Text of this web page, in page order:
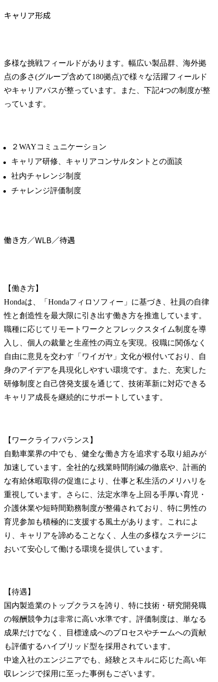
キャリア形成
多様な挑戦フィールドがあります。幅広い製品群、海外拠
点の多さ(グループ含めて180拠点)で様々な活躍フィールド
やキャリアパスが整っています。また、下記4つの制度が整
っています。
２WAYコミュニケーション
キャリア研修、キャリアコンサルタントとの面談
社内チャレンジ制度
チャレンジ評価制度
働き方／WLB／待遇
【働き方】
Hondaは、「Hondaフィロソフィー」に基づき、社員の自律
性と創造性を最大限に引き出す働き方を推進しています。
職種に応じてリモートワークとフレックスタイム制度を導
入し、個人の裁量と生産性の両立を実現。役職に関係なく
自由に意見を交わす「ワイガヤ」文化が根付いており、自
身のアイデアを具現化しやすい環境です。また、充実した
研修制度と自己啓発支援を通じて、技術革新に対応できる
キャリア成長を継続的にサポートしています。
【ワークライフバランス】
自動車業界の中でも、健全な働き方を追求する取り組みが
加速しています。全社的な残業時間削減の徹底や、計画的
な有給休暇取得の促進により、仕事と私生活のメリハリを
重視しています。さらに、法定水準を上回る手厚い育児・
介護休業や短時間勤務制度が整備されており、特に男性の
育児参加も積極的に支援する風土があります。これによ
り、キャリアを諦めることなく、人生の多様なステージに
おいて安心して働ける環境を提供しています。
【待遇】
国内製造業のトップクラスを誇り、特に技術・研究開発職
の報酬競争力は非常に高い水準です。評価制度は、単なる
成果だけでなく、目標達成へのプロセスやチームへの貢献
も評価するハイブリッド型を採用されています。
中途入社のエンジニアでも、経験とスキルに応じた高い年
収レンジで採用に至った事例もございます。